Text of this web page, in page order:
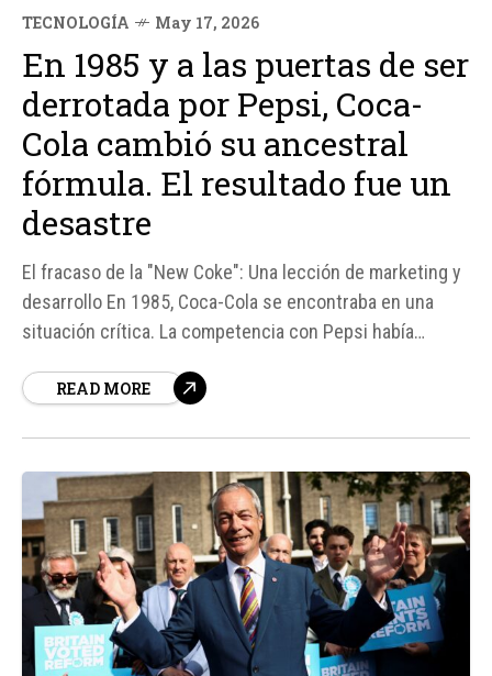
TECNOLOGÍA May 17, 2026
En 1985 y a las puertas de ser
derrotada por Pepsi, Coca-
Cola cambió su ancestral
fórmula. El resultado fue un
desastre
El fracaso de la "New Coke": Una lección de marketing y
desarrollo En 1985, Coca-Cola se encontraba en una
situación crítica. La competencia con Pepsi había
perder su posición dominante en el mercado. En un
READ MORE